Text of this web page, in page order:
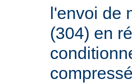
l'envoi de
(304) en